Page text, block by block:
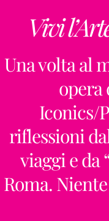
Vivi
Una volta al
opera
Iconics/
riflessioni
viaggi e da
Roma.